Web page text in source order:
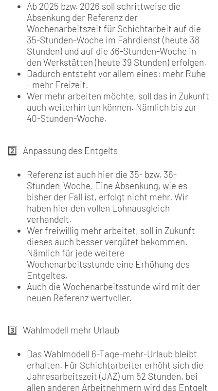
Ab 2025 bzw. 2026 soll schrittweise die
Absenkung der Referenz der
Wochenarbeitszeit für Schichtarbeit auf die
35-Stunden-Woche im Fahrdienst (heute 38
Stunden) und auf die 36-Stunden-Woche in
den Werkstätten (heute 39 Stunden) erfolgen.
Dadurch entsteht vor allem eines: mehr Ruhe
- mehr Freizeit.
Wer mehr arbeiten möchte, soll das in Zukunft
auch weiterhin tun können. Nämlich bis zur
40-Stunden-Woche.
2️⃣ Anpassung des Entgelts
Referenz ist auch hier die 35- bzw. 36-
Stunden-Woche. Eine Absenkung, wie es
bisher der Fall ist, erfolgt nicht mehr. Wir
haben hier den vollen Lohnausgleich
verhandelt.
Wer freiwillig mehr arbeitet, soll in Zukunft
dieses auch besser vergütet bekommen.
Nämlich für jede weitere
Wochenarbeitsstunde eine Erhöhung des
Entgeltes.
Auch die Wochenarbeitsstunde wird mit der
neuen Referenz wertvoller.
3️⃣ Wahlmodell mehr Urlaub
Das Wahlmodell 6-Tage-mehr-Urlaub bleibt
erhalten. Für Schichtarbeiter erhöht sich die
Jahresarbeitszeit (JAZ) um 52 Stunden, bei
allen anderen Arbeitnehmern wird das Entgelt